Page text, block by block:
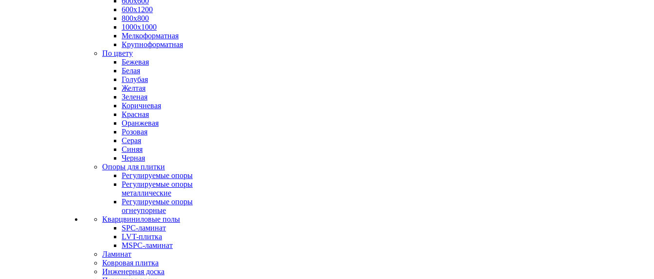
600х1200
800х800
1000х1000
Мелкоформатная
Крупноформатная
По цвету
Бежевая
Белая
Голубая
Желтая
Зеленая
Коричневая
Красная
Оранжевая
Розовая
Серая
Синяя
Черная
Опоры для плитки
Регулируемые опоры
Регулируемые опоры
металлические
Регулируемые опоры
огнеупорные
Кварцвиниловые полы
SPC-ламинат
LVT-плитка
MSPC-ламинат
Ламинат
Ковровая плитка
Инженерная доска